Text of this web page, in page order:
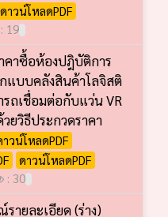
ดาวน์โหลดPDF
: 19
คาซื้อห้องปฎิบัติการ
แบบคลังสินค้าโลจิสติ
รถเชื่อมต่อกับแว่น VR
ยวิธีประกวดราคา
วน์โหลดPDF
ดาวน์โหลดPDF
: 30
รายละเอียด (ร่าง)